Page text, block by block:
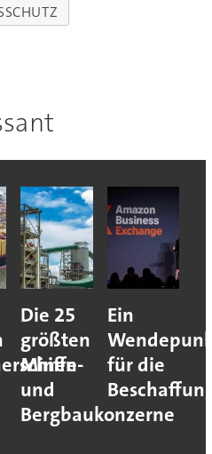
Die 25
größten
Minen-
und
Bergbaukonzerne
Ein
für die